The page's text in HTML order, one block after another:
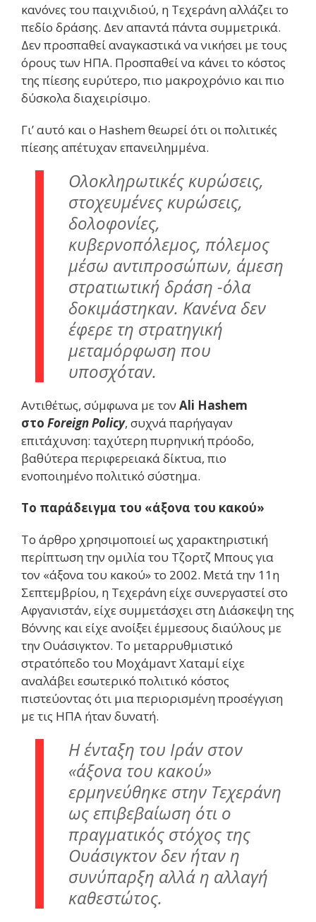
κανόνες του παιχνιδιού, η Τεχεράνη αλλάζει το
πεδίο δράσης. Δεν απαντά πάντα συμμετρικά.
Δεν προσπαθεί αναγκαστικά να νικήσει με τους
όρους των ΗΠΑ. Προσπαθεί να κάνει το κόστος
της πίεσης ευρύτερο, πιο μακροχρόνιο και πιο
δύσκολα διαχειρίσιμο.
Γι’ αυτό και ο Hashem θεωρεί ότι οι πολιτικές
πίεσης απέτυχαν επανειλημμένα.
Ολοκληρωτικές κυρώσεις,
στοχευμένες κυρώσεις,
δολοφονίες,
κυβερνοπόλεμος, πόλεμος
μέσω αντιπροσώπων, άμεση
στρατιωτική δράση -όλα
δοκιμάστηκαν. Κανένα δεν
έφερε τη στρατηγική
μεταμόρφωση που
υποσχόταν.
Αντιθέτως, σύμφωνα με τον Ali Hashem
στο Foreign Policy, συχνά παρήγαγαν
επιτάχυνση: ταχύτερη πυρηνική πρόοδο,
βαθύτερα περιφερειακά δίκτυα, πιο
ενοποιημένο πολιτικό σύστημα.
Το παράδειγμα του «άξονα του κακού»
Το άρθρο χρησιμοποιεί ως χαρακτηριστική
περίπτωση την ομιλία του Τζορτζ Μπους για
τον «άξονα του κακού» το 2002. Μετά την 11η
Σεπτεμβρίου, η Τεχεράνη είχε συνεργαστεί στο
Αφγανιστάν, είχε συμμετάσχει στη Διάσκεψη της
Βόννης και είχε ανοίξει έμμεσους διαύλους με
την Ουάσιγκτον. Το μεταρρυθμιστικό
στρατόπεδο του Μοχάμαντ Χαταμί είχε
αναλάβει εσωτερικό πολιτικό κόστος
πιστεύοντας ότι μια περιορισμένη προσέγγιση
με τις ΗΠΑ ήταν δυνατή.
Η ένταξη του Ιράν στον
«άξονα του κακού»
ερμηνεύθηκε στην Τεχεράνη
ως επιβεβαίωση ότι ο
πραγματικός στόχος της
Ουάσιγκτον δεν ήταν η
συνύπαρξη αλλά η αλλαγή
καθεστώτος.